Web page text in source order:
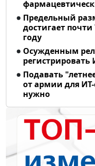
Предельный
достигает почти
году
Осужденным
Подавать
от армии для
нужно